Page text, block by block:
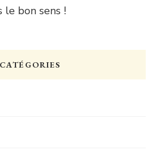
le bon sens !
CATÉGORIES